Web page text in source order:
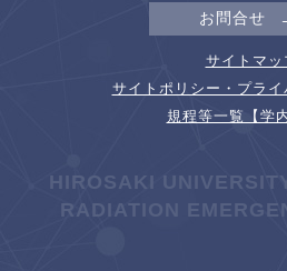
お問合せ
サイトマッ
サイトポリシー・プラ
規程等一覧【学
HIROSAKI
RADIATION